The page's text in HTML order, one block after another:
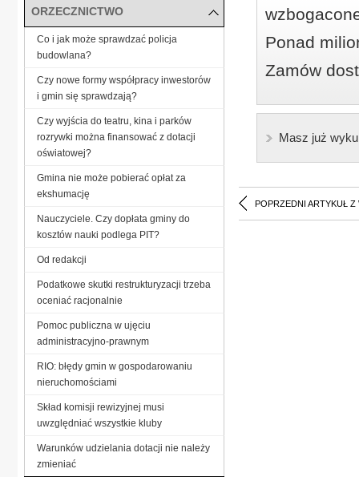
Ponad
Zamów
Masz już
POPRZEDNI ARTYKUŁ Z
ORZECZNICTWO
Co i jak może sprawdzać policja
budowlana?
Czy nowe formy współpracy inwestorów
i gmin się sprawdzają?
Czy wyjścia do teatru, kina i parków
rozrywki można finansować z dotacji
oświatowej?
Gmina nie może pobierać opłat za
ekshumację
Nauczyciele. Czy dopłata gminy do
kosztów nauki podlega PIT?
Od redakcji
Podatkowe skutki restrukturyzacji trzeba
oceniać racjonalnie
Pomoc publiczna w ujęciu
administracyjno-prawnym
RIO: błędy gmin w gospodarowaniu
nieruchomościami
Skład komisji rewizyjnej musi
uwzględniać wszystkie kluby
Warunków udzielania dotacji nie należy
zmieniać